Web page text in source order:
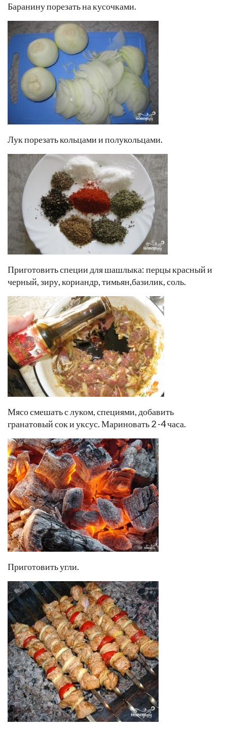
Баранину порезать на кусочками.
Лук порезать кольцами и полукольцами.
Приготовить специи для шашлыка: перцы красный и
черный, зиру, кориандр, тимьян,базилик, соль.
Мясо смешать с луком, специями, добавить
гранатовый сок и уксус. Мариновать 2 -4 часа.
Приготовить угли.